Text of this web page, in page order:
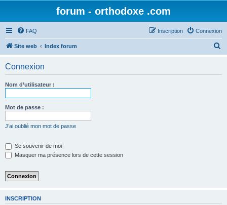
forum - orthodoxe .com
FAQ Connexion
Inscription
Site web Index forum
Connexion
Nom d’utilisateur :
Mot de passe :
J’ai oublié mon mot de passe
Se souvenir de moi
Masquer ma présence lors de cette session
INSCRIPTION